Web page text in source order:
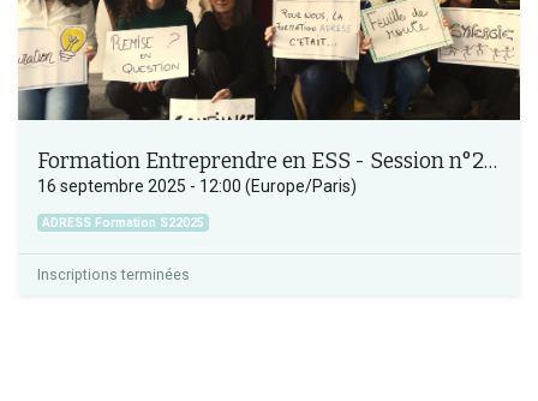
Formation Entreprendre en ESS - Session n°2_2025
16 septembre 2025 - 12:00 (Europe/Paris)
ADRESS Formation S22025
Inscriptions terminées